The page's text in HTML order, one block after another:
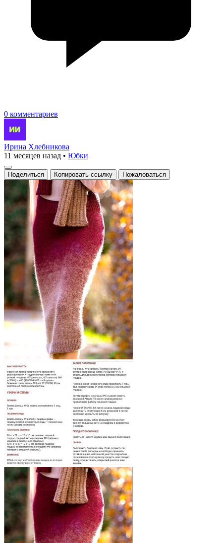
0 комментариев
Ирина Хлебникова
11 месяцев назад • Юбки
Поделиться Копировать ссылку Пожаловаться